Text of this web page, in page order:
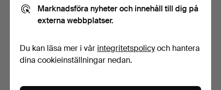
104 USD 76 USD
Marknadsföra nyheter och innehåll till dig på
externa webbplatser.
Du kan läsa mer i vår integritetspolicyoch hantera
dina cookieinställningar nedan.